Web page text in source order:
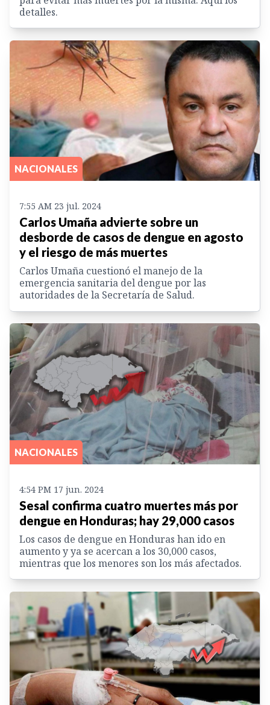
detalles.
NACIONALES
7:55 AM 23 jul. 2024
Carlos Umaña advierte sobre un
desborde de casos de dengue en agosto
y el riesgo de más muertes
Carlos Umaña cuestionó el manejo de la
emergencia sanitaria del dengue por las
autoridades de la Secretaría de Salud.
NACIONALES
4:54 PM 17 jun. 2024
Sesal confirma cuatro muertes más por
dengue en Honduras; hay 29,000 casos
Los casos de dengue en Honduras han ido en
aumento y ya se acercan a los 30,000 casos,
mientras que los menores son los más afectados.